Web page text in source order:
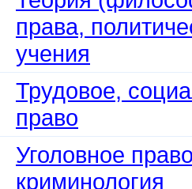
права,
учения
Трудовое,
право
Уголовное
криминология